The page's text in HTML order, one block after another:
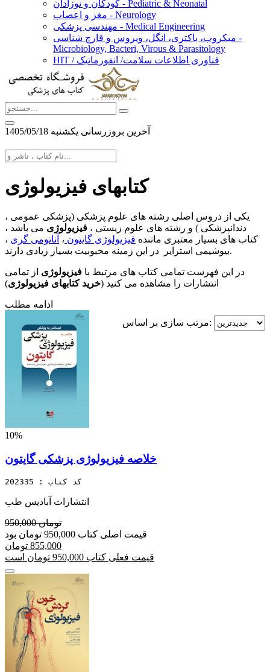
کودکان و نوزادان - Pediatric & Neonatal
مغز و اعصاب - Neurology
مهندسی پزشکی - Medical Engineering
میکروب، باکتری، انگل، ویروس و قارچ شناسی -
Microbiology, Bacteri, Virous & Parasitology
HIT / فناوری اطلاعات سلامت/ انفورماتیک
آخرین بروزرسانی يكشنبه 1405/05/18
کتابهای فیزیولوژی
یکی از دروس اصلی رشته های علوم پزشکی (پزشکی عمومی ،
دندانپزشکی ) و رشته های علوم زیستی ، فیزیولوژی می باشد ،
کتاب های بسیار معتبری ماننده فیزیولوژی گایتون ، آناتومی گری ،
بیوشیمی استرایر در این زمینه محبوبیت بسیار زیادی دارند.
در این فهرست تمامی کتاب های مرتبط با فیزیولوژی از تمامی
انتشارات را مشاهده می کنید (خرید کتابهای فیزیولوژی)
ادامه مطلب
مرتب سازی بر اساس:
10%
خلاصه فیزیولوژی پزشکی گایتون
کد کتاب : 202335
انتشارات آبادیس طب
950,000 تومان
قیمت اصلی کتاب 950,000 تومان بود
855,000 تومان
قیمت فعلی کتاب 950,000 تومان است